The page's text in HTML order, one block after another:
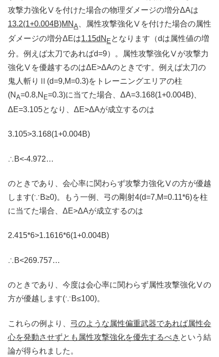
攻撃力強化Ⅴを付けた場合の物理ダメージの増分ΔAは
13.2(1+0.004B)MN A 、属性攻撃強化Ⅴを付けた場合の属性
ダメージの増分ΔEは1.15dN E となります（dは属性値の増
分。例えば太刀であればd=9）。属性攻撃強化Ⅴが攻撃力
強化Ⅴを優越するのはΔE>ΔAのときです。例えば太刀の
鬼人斬りⅡ(d=9,M=0.3)をトレーニングエリアの柱
(N A=0.8,N E=0.3)に当てた場合、ΔA=3.168(1+0.004B)、
ΔE=3.105となり、ΔE>ΔAが成立するのは
3.105>3.168(1+0.004B)
∴B<-4.972…
のときであり、会心率に関わらず攻撃力強化Ⅴの方が優越
します(∵B≥0)。もう一例、弓の剛射4(d=7,M=0.11*6)を柱
に当てた場合、ΔE>ΔAが成立するのは
2.415*6>1.1616*6(1+0.004B)
∴B<269.757…
のときであり、今度は会心率に関わらず属性攻撃強化Ⅴの
方が優越します(∵B≤100)。
これらの例より、 弓のような属性偏重武器であれば属性会
心を発動させずとも属性攻撃強化を優先するべき という結
論が得られました。